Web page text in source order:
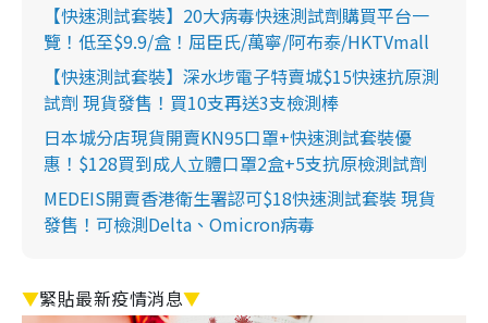
【快速測試套裝】20大病毒快速測試劑購買平台一
覽！低至$9.9/盒！屈臣氏/萬寧/阿布泰/HKTVmall
【快速測試套裝】深水埗電子特賣城$15快速抗原測
試劑 現貨發售！買10支再送3支檢測棒
日本城分店現貨開賣KN95口罩+快速測試套裝優
惠！$128買到成人立體口罩2盒+5支抗原檢測試劑
MEDEIS開賣香港衛生署認可$18快速測試套裝 現貨
發售！可檢測Delta、Omicron病毒
▼緊貼最新疫情消息▼